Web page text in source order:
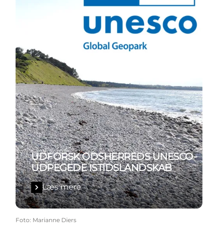
UDFORSK ODSHERREDS UNESCO-
UDPEGEDE ISTIDSLANDSKAB
Læs mere
Foto: Marianne Diers